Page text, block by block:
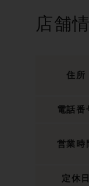
店舗
住所
電話番
営業時
定休日